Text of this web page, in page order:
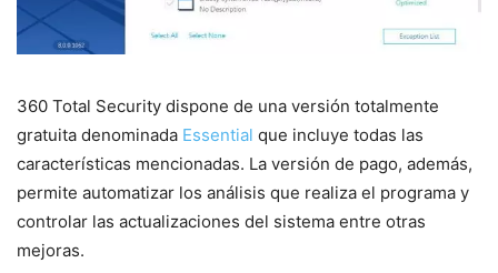
360 Total Security dispone de una versión totalmente
gratuita denominada Essential que incluye todas las
características mencionadas. La versión de pago, además,
permite automatizar los análisis que realiza el programa y
controlar las actualizaciones del sistema entre otras
mejoras.